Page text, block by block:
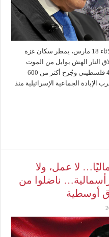
استمر الجيش الإسرائيلي، طوال يوم الثلاثاء 18 مارس، يمطر سكان غزة
النار الهش بوابل من الموت
والدمار. قُتل في تلك الغارات أكثر من 400 فلسطيني وجُرح أكثر من 600
الإبادة الجماعية الإسرائيلية منذ
لا عمل، ولا
ناضلوا من
أوسطية